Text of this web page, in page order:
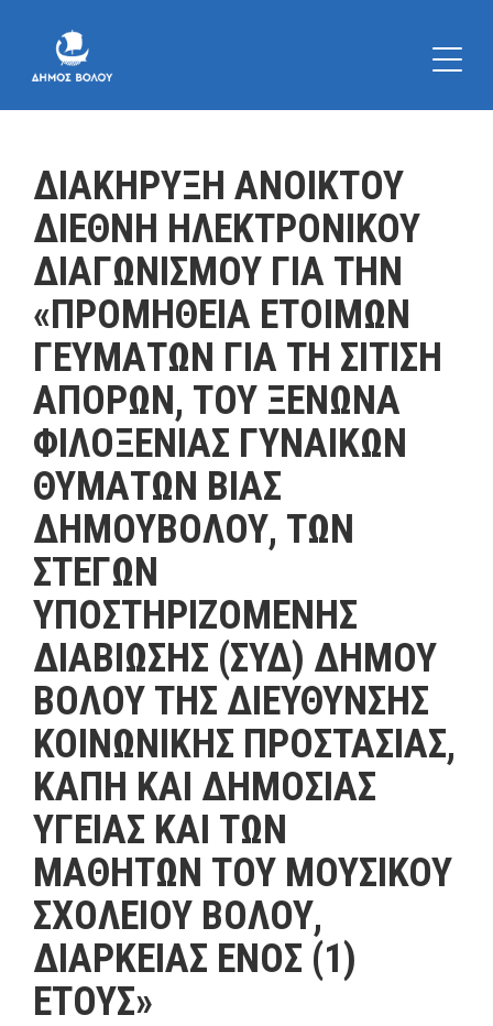
ΔΙΑΚΗΡΥΞΗ ΑΝΟΙΚΤΟΥ
ΔΙΕΘΝΗ ΗΛΕΚΤΡΟΝΙΚΟΥ
ΔΙΑΓΩΝΙΣΜΟΥ ΓΙΑ ΤΗΝ
«ΠΡΟΜΗΘΕΙΑ ΕΤΟΙΜΩΝ
ΓΕΥΜΑΤΩΝ ΓΙΑ ΤΗ ΣΙΤΙΣΗ
ΑΠΟΡΩΝ, ΤΟΥ ΞΕΝΩΝΑ
ΦΙΛΟΞΕΝΙΑΣ ΓΥΝΑΙΚΩΝ
ΘΥΜΑΤΩΝ ΒΙΑΣ
ΔΗΜΟΥΒΟΛΟΥ, ΤΩΝ
ΣΤΕΓΩΝ
ΥΠΟΣΤΗΡΙΖΟΜΕΝΗΣ
ΔΙΑΒΙΩΣΗΣ (ΣΥΔ) ΔΗΜΟΥ
ΒΟΛΟΥ ΤΗΣ ΔΙΕΥΘΥΝΣΗΣ
ΚΟΙΝΩΝΙΚΗΣ ΠΡΟΣΤΑΣΙΑΣ,
ΚΑΠΗ ΚΑΙ ΔΗΜΟΣΙΑΣ
ΥΓΕΙΑΣ ΚΑΙ ΤΩΝ
ΜΑΘΗΤΩΝ ΤΟΥ ΜΟΥΣΙΚΟΥ
ΣΧΟΛΕΙΟΥ ΒΟΛΟΥ,
ΔΙΑΡΚΕΙΑΣ ΕΝΟΣ (1)
ΕΤΟΥΣ»